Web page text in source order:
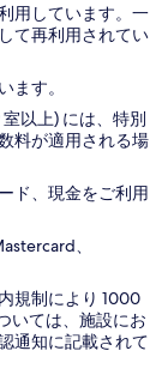
用しています。一
て再利用されてい
ます。
以上) には、特別
料が適用される場
ド、現金をご利用
、
規制により 1000
いては、施設にお
通知に記載されて